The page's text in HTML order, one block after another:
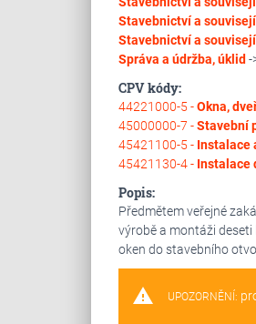
Stavebnictví a
Stavebnictví a
Správa a údržba, úklid -
CPV kódy:
44221000-5 -Okna,
45000000-7 -Stavební
45421100-5 - Instalace
45421130-4 - Instalace
Popis:
Předmětem veřejné
výrobě a montáži
oken do stavebního
warning UPOZORNĚNÍ: